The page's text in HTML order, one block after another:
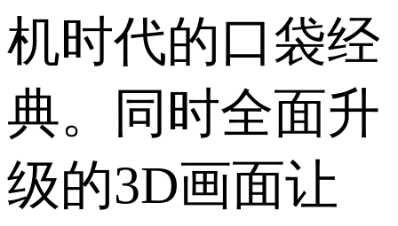
机时代的口袋经
典。同时全面升
级的3D画面让